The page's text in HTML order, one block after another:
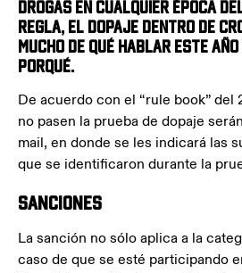
drogas en cualquier época
regla, el dopaje dentro de
mucho de qué hablar este
porqué.
De acuerdo con el “rule book” del
no pasen la prueba de dopaje
mail, en donde se les indicará las
que se identificaron durante la
Sanciones
La sanción no sólo aplica a la
caso de que se esté participando